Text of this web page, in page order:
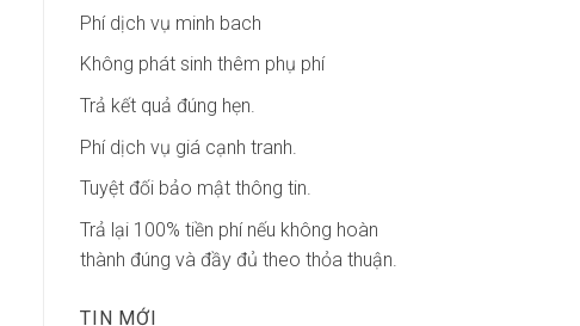
Phí dịch vụ minh bach
Không phát sinh thêm phụ phí
Trả kết quả đúng hẹn.
Phí dịch vụ giá cạnh tranh.
Tuyệt đối bảo mật thông tin.
Trả lại 100% tiền phí nếu không hoàn
thành đúng và đầy đủ theo thỏa thuận.
TIN MỚI